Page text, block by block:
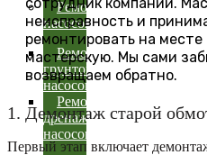
Ремонт
насосов
Ремонт
грунтовых
насосов
Ремонт
дренажных
насосов
неисправность и
ремонтировать на
мастерскую. Мы сами
возвращаем обратно.
1. Демонтаж старой
Первый этап включает